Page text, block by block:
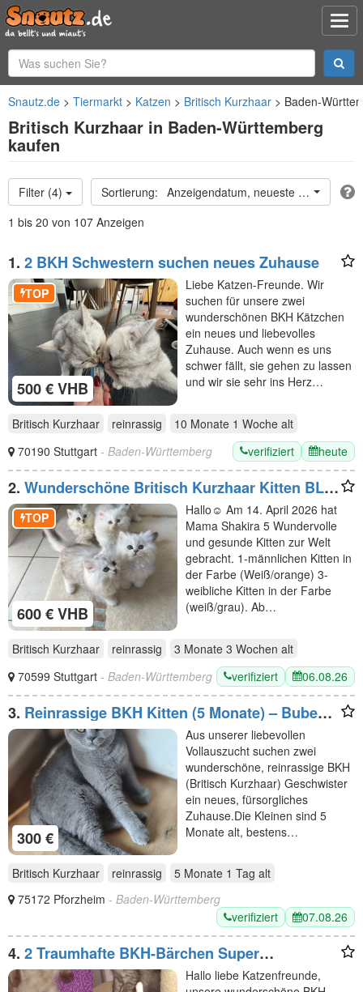
Snautz.de Tiermarkt Katzen Britisch Kurzhaar Baden-
Britisch Kurzhaar in Baden-Württemberg
kaufen
Filter (4)
Anzeigendatum, neueste oben
1 bis 20 von 107 Anzeigen
1. 2 BKH Schwestern suchen neues Zuhause
500 € VHB
TOP
Liebe Katzen-Freunde. Wir
suchen für unsere zwei
wunderschönen BKH Kätzchen
ein neues und liebevolles
Zuhause. Auch wenn es uns
schwer fällt, sie gehen zu lassen
und wir sie sehr ins Herz…
Britisch Kurzhaar reinrassig 10 Monate 1 Woche alt
70190 Stuttgart - Baden-Württemberg verifiziert heute
2. Wunderschöne Britisch Kurzhaar Kitten BLH
abzugeben
600 € VHB
TOP
Hallo☺️ Am 14. April 2026 hat
Mama Shakira 5 Wundervolle
und gesunde Kitten zur Welt
gebracht. 1-männlichen Kitten in
der Farbe (Weiß/orange) 3-
weibliche Kitten in der Farbe
(weiß/grau). Ab…
Britisch Kurzhaar reinrassig 3 Monate 3 Wochen alt
70599 Stuttgart - Baden-Württemberg verifiziert 06.08.26
3. Reinrassige BKH Kitten (5 Monate) – Bube
(Tabby) & Mädchen (Blau) 🐾
300 €
Aus unserer liebevollen
Vollauszucht suchen zwei
wunderschöne, reinrassige BKH
(Britisch Kurzhaar) Geschwister
ein neues, fürsorgliches
Zuhause. ​Die Kleinen sind 5
Monate alt, bestens…
Britisch Kurzhaar reinrassig 5 Monate 1 Tag alt
75172 Pforzheim - Baden-Württemberg
verifiziert
07.08.26
4. 2 Traumhafte BKH-Bärchen Super
verschmust & sind jetzt abgabebereit
Hallo liebe Katzenfreunde,